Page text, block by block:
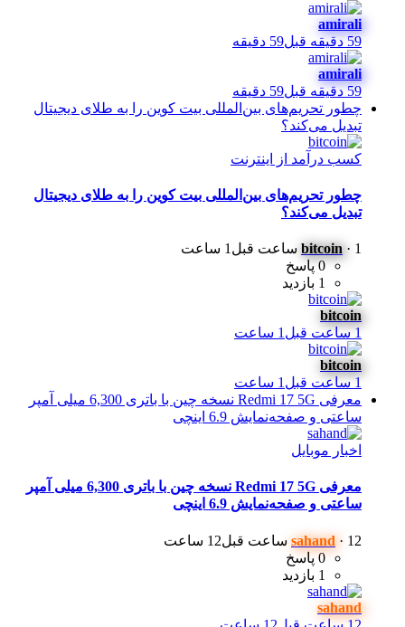
amirali
59 دقیقه قبل
59 دقیقه
amirali
59 دقیقه قبل
59 دقیقه
چطور تحریم‌های بین‌المللی بیت کوین را به طلای دیجیتال
تبدیل می‌کند؟
کسب درآمد از اینترنت
چطور تحریم‌های بین‌المللی بیت کوین را به طلای دیجیتال
تبدیل می‌کند؟
bitcoin · 1 ساعت قبل
1 ساعت
0 پاسخ
1 بازدید
bitcoin
1 ساعت قبل
1 ساعت
bitcoin
1 ساعت قبل
1 ساعت
معرفی Redmi 17 5G نسخه چین با باتری 6,300 میلی آمپر
ساعتی و صفحه‌نمایش 6.9 اینچی
اخبار موبایل
معرفی Redmi 17 5G نسخه چین با باتری 6,300 میلی آمپر
ساعتی و صفحه‌نمایش 6.9 اینچی
sahand · 12 ساعت قبل
12 ساعت
0 پاسخ
1 بازدید
sahand